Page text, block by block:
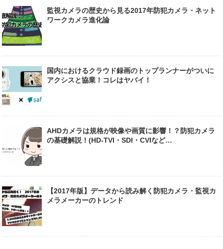
監視カメラの歴史から見る2017年防犯カメラ・ネット
ワークカメラ進化論
国内におけるクラウド録画のトップランナーがついに
アクシスと協業！コレはヤバイ！
AHDカメラは規格が映像や画質に影響！？防犯カメラ
の基礎解説！(HD-TVI・SDI・CVIなど…
【2017年版】データから読み解く防犯カメラ・監視カ
メラメーカーのトレンド